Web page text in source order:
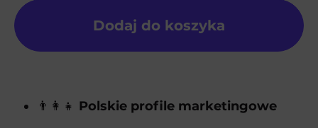
Dodaj do koszyka
👨‍👩‍👧 Polskie profile marketingowe